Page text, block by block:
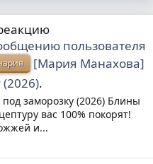
пользователя
[Мария Манахова]
.
заморозку (2026) Блины
вас 100% покорят!
и...